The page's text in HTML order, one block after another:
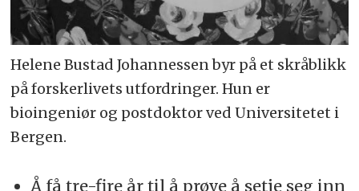
Helene Bustad Johannessen byr på et skråblikk
på forskerlivets utfordringer. Hun er
bioingeniør og postdoktor ved Universitetet i
Bergen.
Å få tre-fire år til å prøve å setje seg inn